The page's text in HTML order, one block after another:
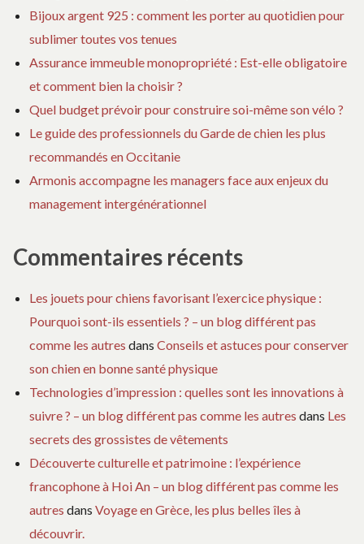
Bijoux argent 925 : comment les porter au quotidien pour
sublimer toutes vos tenues
Assurance immeuble monopropriété : Est-elle obligatoire
et comment bien la choisir ?
Quel budget prévoir pour construire soi-même son vélo ?
Le guide des professionnels du Garde de chien les plus
recommandés en Occitanie
Armonis accompagne les managers face aux enjeux du
management intergénérationnel
Commentaires récents
Les jouets pour chiens favorisant l’exercice physique :
Pourquoi sont-ils essentiels ? – un blog différent pas
comme les autres dans Conseils et astuces pour conserver
son chien en bonne santé physique
Technologies d’impression : quelles sont les innovations à
suivre ? – un blog différent pas comme les autres dans Les
secrets des grossistes de vêtements
Découverte culturelle et patrimoine : l’expérience
francophone à Hoi An – un blog différent pas comme les
autres dans Voyage en Grèce, les plus belles îles à
découvrir.